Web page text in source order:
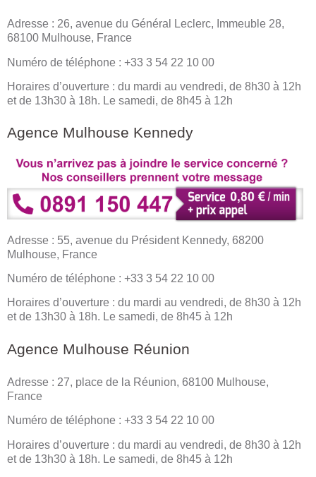
Adresse : 26, avenue du Général Leclerc, Immeuble 28,
68100 Mulhouse, France
Numéro de téléphone : +33 3 54 22 10 00
Horaires d’ouverture : du mardi au vendredi, de 8h30 à 12h
et de 13h30 à 18h. Le samedi, de 8h45 à 12h
Agence Mulhouse Kennedy
Adresse : 55, avenue du Président Kennedy, 68200
Mulhouse, France
Numéro de téléphone : +33 3 54 22 10 00
Horaires d’ouverture : du mardi au vendredi, de 8h30 à 12h
et de 13h30 à 18h. Le samedi, de 8h45 à 12h
Agence Mulhouse Réunion
Adresse : 27, place de la Réunion, 68100 Mulhouse,
France
Numéro de téléphone : +33 3 54 22 10 00
Horaires d’ouverture : du mardi au vendredi, de 8h30 à 12h
et de 13h30 à 18h. Le samedi, de 8h45 à 12h